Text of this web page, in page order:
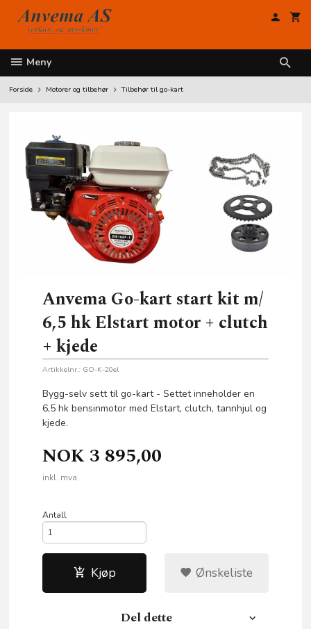
innholdet
Meny
Forside Motorer og tilbehør Tilbehør til go-kart
Anvema Go-kart start kit m/
6,5 hk Elstart motor + clutch
+ kjede
Artikkelnr.: GO-K-20el
Bygg-selv sett til go-kart - Settet inneholder en
6,5 hk bensinmotor med Elstart, clutch, tannhjul og
kjede.
NOK 3 895,00
inkl. mva.
Antall
Kjøp Ønskeliste
Del dette